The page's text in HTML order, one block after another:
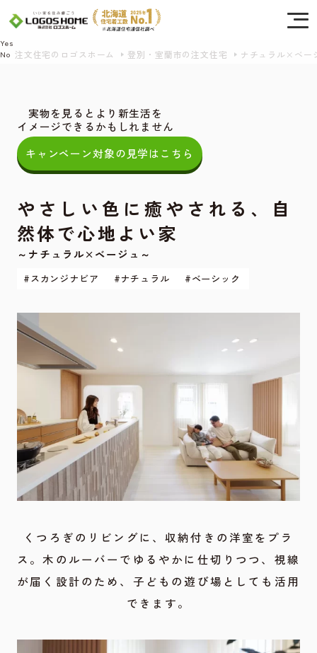
注文住宅のロゴスホーム 登別・室蘭市の注文住宅 ナチュラル×ベー
実物を見るとより新生活を
イメージできるかもしれません
キャンペーン対象の見学はこちら
やさしい色に癒やされる、自
然体で心地よい家
～ナチュラル×ベージュ～
#スカンジナビア #ナチュラル #ベーシック
くつろぎのリビングに、収納付きの洋室をプラ
ス。木のルーバーでゆるやかに仕切りつつ、視線
が届く設計のため、子どもの遊び場としても活用
できます。
Cookie を使用して、お客様の活動を追跡してもよろしいですか? 当社ではお客様の
プライバシーを極めて重視しています。詳細について、およびご質問がある場合
は、当社のプライバシーポリシーをご覧ください。
Yes
No